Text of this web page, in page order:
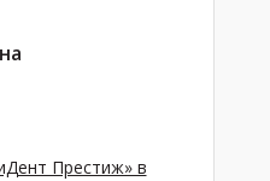
Престиж» в